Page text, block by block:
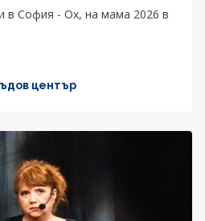
в София - Ох, на мама 2026 в
център